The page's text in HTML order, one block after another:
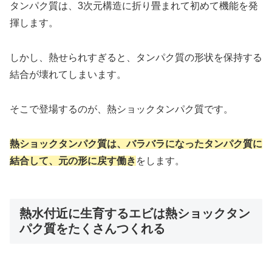
タンパク質は、3次元構造に折り畳まれて初めて機能を発
揮します。
しかし、熱せられすぎると、タンパク質の形状を保持する
結合が壊れてしまいます。
そこで登場するのが、熱ショックタンパク質です。
熱ショックタンパク質は、バラバラになったタンパク質に
結合して、元の形に戻す働き をします。
熱水付近に生育するエビは熱ショックタン
パク質をたくさんつくれる